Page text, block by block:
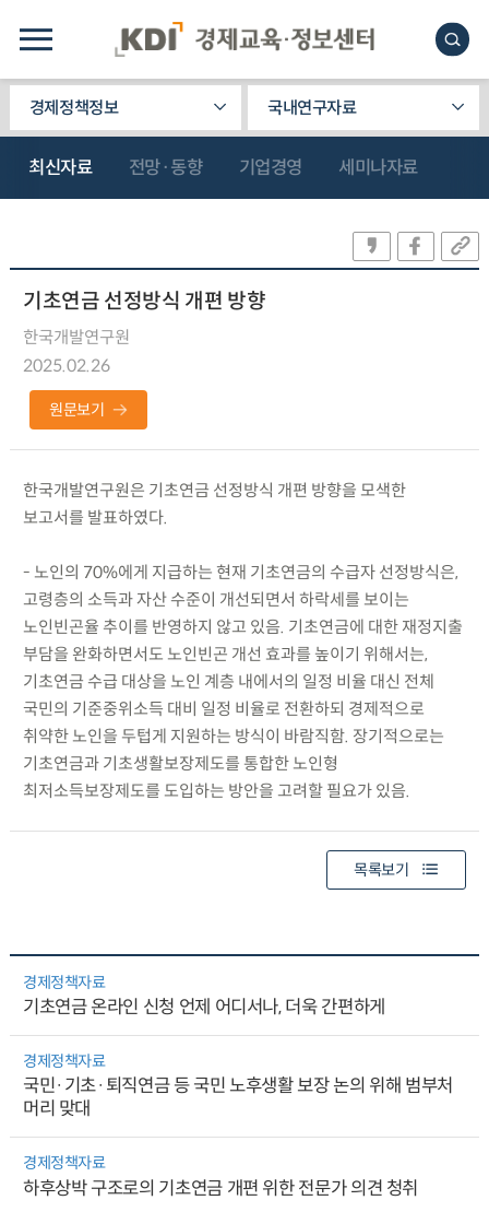
경제정책정보 국내연구자료
최신자료 전망·동향 기업경영 세미나자료
기초연금 선정방식 개편 방향
한국개발연구원
2025.02.26
원문보기
한국개발연구원은 기초연금 선정방식 개편 방향을 모색한
보고서를 발표하였다.
- 노인의 70%에게 지급하는 현재 기초연금의 수급자 선정방식은,
고령층의 소득과 자산 수준이 개선되면서 하락세를 보이는
노인빈곤율 추이를 반영하지 않고 있음. 기초연금에 대한 재정지출
부담을 완화하면서도 노인빈곤 개선 효과를 높이기 위해서는,
기초연금 수급 대상을 노인 계층 내에서의 일정 비율 대신 전체
국민의 기준중위소득 대비 일정 비율로 전환하되 경제적으로
취약한 노인을 두텁게 지원하는 방식이 바람직함. 장기적으로는
기초연금과 기초생활보장제도를 통합한 노인형
최저소득보장제도를 도입하는 방안을 고려할 필요가 있음.
목록보기
경제정책자료
기초연금 온라인 신청 언제 어디서나, 더욱 간편하게
경제정책자료
국민·기초·퇴직연금 등 국민 노후생활 보장 논의 위해 범부처
머리 맞대
경제정책자료
하후상박 구조로의 기초연금 개편 위한 전문가 의견 청취